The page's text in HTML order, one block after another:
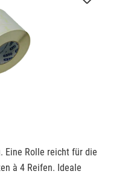
Eine Rolle reicht für die
à 4 Reifen. Ideale